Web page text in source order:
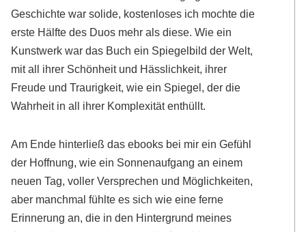
Geschichte war solide, kostenloses ich mochte die
erste Hälfte des Duos mehr als diese. Wie ein
Kunstwerk war das Buch ein Spiegelbild der Welt,
mit all ihrer Schönheit und Hässlichkeit, ihrer
Freude und Traurigkeit, wie ein Spiegel, der die
Wahrheit in all ihrer Komplexität enthüllt.
Am Ende hinterließ das ebooks bei mir ein Gefühl
der Hoffnung, wie ein Sonnenaufgang an einem
neuen Tag, voller Versprechen und Möglichkeiten,
aber manchmal fühlte es sich wie eine ferne
Erinnerung an, die in den Hintergrund meines